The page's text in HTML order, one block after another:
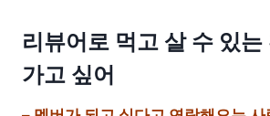
리뷰어로 먹고 살 수 있는
가고 싶어